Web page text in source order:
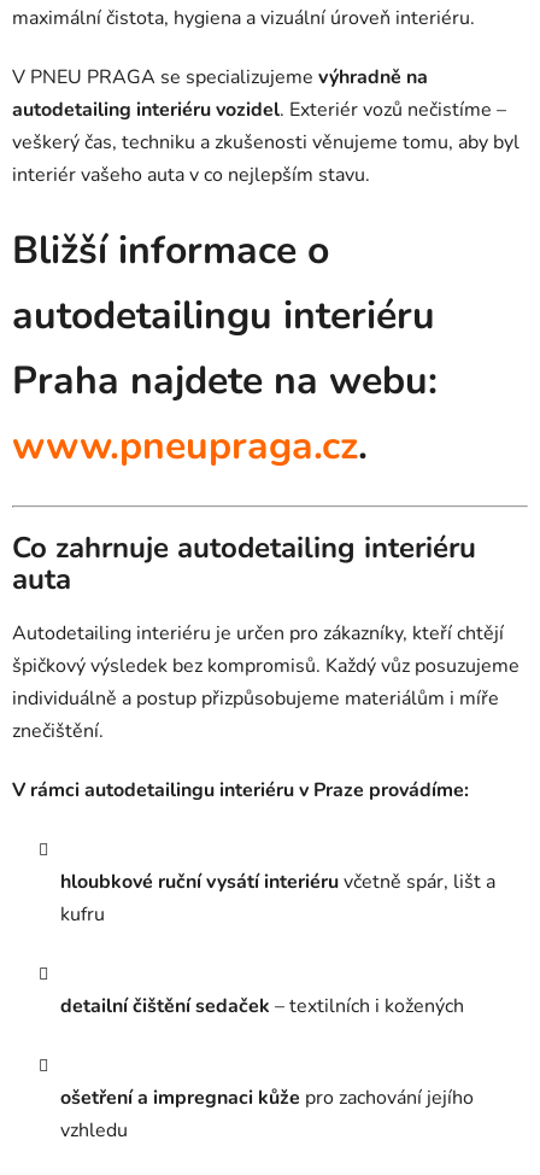
maximální čistota, hygiena a vizuální úroveň interiéru.
V PNEU PRAGA se specializujeme výhradně na
autodetailing interiéru vozidel. Exteriér vozů nečistíme –
veškerý čas, techniku a zkušenosti věnujeme tomu, aby byl
interiér vašeho auta v co nejlepším stavu.
Bližší informace o
autodetailingu interiéru
Praha najdete na webu:
www.pneupraga.cz.
Co zahrnuje autodetailing interiéru
auta
Autodetailing interiéru je určen pro zákazníky, kteří chtějí
špičkový výsledek bez kompromisů. Každý vůz posuzujeme
individuálně a postup přizpůsobujeme materiálům i míře
znečištění.
V rámci autodetailingu interiéru v Praze provádíme:
hloubkové ruční vysátí interiéruvčetně spár, lišt a
kufru
detailní čištění sedaček – textilních i kožených
ošetření a impregnaci kůže pro zachování jejího
vzhledu